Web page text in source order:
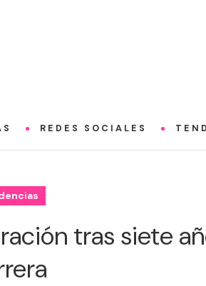
REDES SOCIALES
tras siete